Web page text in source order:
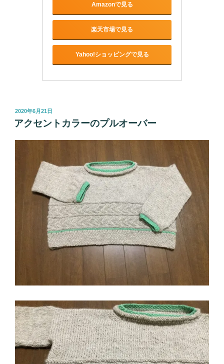
Amazonで見る
楽天市場で見る
Yahoo!ショッピングで見る
投
稿
日:
2020年6月21日
アクセントカラーのプルオーバー